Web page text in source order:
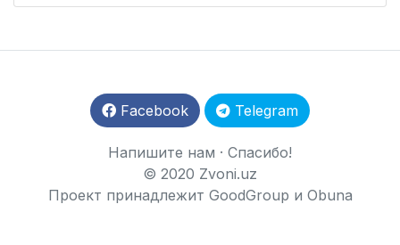
Facebook Telegram
Напишите нам · Спасибо!
© 2020 Zvoni.uz
Проект принадлежит GoodGroup и Obuna